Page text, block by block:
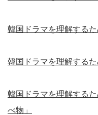
韓国ドラマを理解する
韓国ドラマを理解する
韓国ドラマを理解する
べ物」